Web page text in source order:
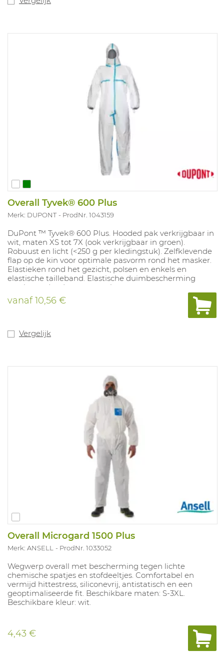
Overall Tyvek® 600 Plus
Merk: DUPONT ProdNr. 1043159
DuPont ™ Tyvek® 600 Plus. Hooded pak verkrijgbaar in
wit, maten XS tot 7X (ook verkrijgbaar in groen).
Robuust en licht (<250 g per kledingstuk). Zelfklevende
flap op de kin voor optimale pasvorm rond het masker.
Elastieken rond het gezicht, polsen en enkels en
elastische tailleband. Elastische duimbescherming
voorkomt dat de mouw omhoog gaat.
Tyvek®-kledingstukken zijn gemaakt van polyethyleen
met hoge dichtheid en hoge dichtheid en bieden de
ideale balans tussen bescherming, duurzaamheid en
waterdamp, terwijl het afstotende aerosolen en
Geen siliconen toevoegingen
Tyvek® 600 Plus-kledingtoepassingen omvatten
onderhoud en ontmanteling van de nucleaire industrie,
de farmaceutische industrie of onderzoeks- en
bioveiligheidslaboratoria, evenals medische
toepassingen en blootstelling aan biologische gevaren.
Gecertificeerde selon Verordening (EU) 2016/425
Chemisch beschermende kleding, categorie III, type 4-
EN 14126 (barrière tegen infectieuze agentia)
Antistatische behandeling (EN 1149-5) - aan beide zijden
Robuuste en beschermende naden (genaaid en
Tyvek® Flap Closure voor extra bescherming
Elastisch rond het gezicht, polsen en enkels voor een
optimale pasvorm en om vervuiling en pluizen te
verminderen
vanaf10,56 €
Vergelijk
Overall Microgard 1500 Plus
Merk: ANSELL ProdNr. 1033052
Wegwerp overall met bescherming tegen lichte
chemische spatjes en stofdeeltjes. Comfortabel en
vermijd hittestress, siliconevrij, antistatisch en een
geoptimaliseerde fit. Beschikbare maten: S-3XL.
Beschikbare kleur: wit.
4,43 €